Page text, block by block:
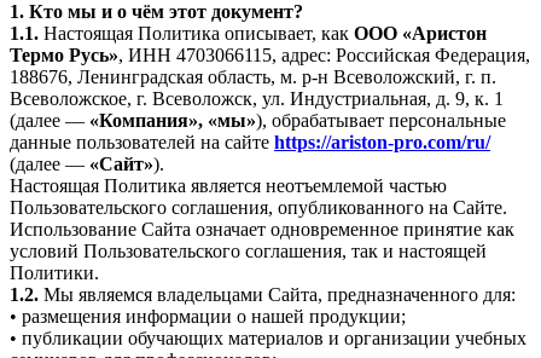
1. Кто мы и о чём этот документ?
1.1. Настоящая Политика описывает, как ООО «Аристон
Термо Русь», ИНН 4703066115, адрес: Российская Федерация,
188676, Ленинградская область, м. р-н Всеволожский, г. п.
Всеволожское, г. Всеволожск, ул. Индустриальная, д. 9, к. 1
(далее — «Компания», «мы»), обрабатывает персональные
данные пользователей на сайте https://ariston-pro.com/ru/
(далее — «Сайт»).
Настоящая Политика является неотъемлемой частью
Пользовательского соглашения, опубликованного на Сайте.
Использование Сайта означает одновременное принятие как
условий Пользовательского соглашения, так и настоящей
Политики.
1.2. Мы являемся владельцами Сайта, предназначенного для:
• размещения информации о нашей продукции;
• публикации обучающих материалов и организации учебных